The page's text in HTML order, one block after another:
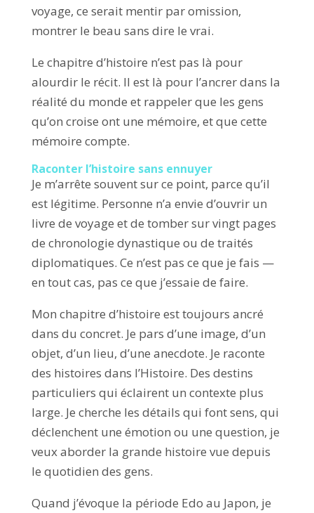
voyage, ce serait mentir par omission,
montrer le beau sans dire le vrai.
Le chapitre d’histoire n’est pas là pour
alourdir le récit. Il est là pour l’ancrer dans la
réalité du monde et rappeler que les gens
qu’on croise ont une mémoire, et que cette
mémoire compte.
Raconter l’histoire sans ennuyer
Je m’arrête souvent sur ce point, parce qu’il
est légitime. Personne n’a envie d’ouvrir un
livre de voyage et de tomber sur vingt pages
de chronologie dynastique ou de traités
diplomatiques. Ce n’est pas ce que je fais —
en tout cas, pas ce que j’essaie de faire.
Mon chapitre d’histoire est toujours ancré
dans du concret. Je pars d’une image, d’un
objet, d’un lieu, d’une anecdote. Je raconte
des histoires dans l’Histoire. Des destins
particuliers qui éclairent un contexte plus
large. Je cherche les détails qui font sens, qui
déclenchent une émotion ou une question, je
veux aborder la grande histoire vue depuis
le quotidien des gens.
Quand j’évoque la période Edo au Japon, je